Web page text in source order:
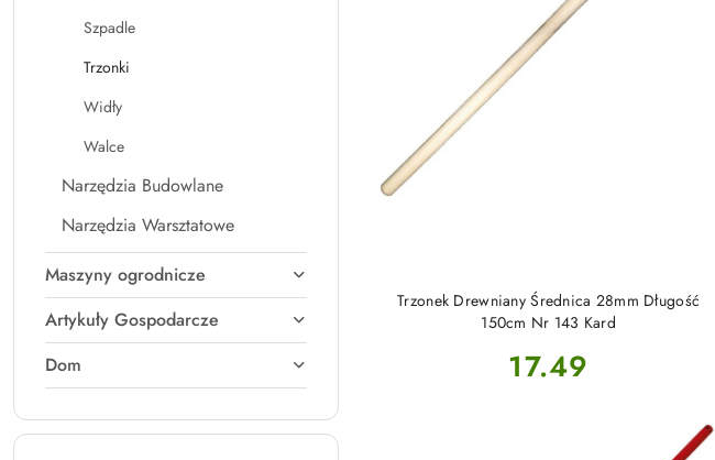
Szpadle
Trzonki
Widły
Walce
Narzędzia Budowlane
Narzędzia Warsztatowe
Maszyny ogrodnicze
Artykuły Gospodarcze
Dom
Trzonek Drewniany Średnica 28mm Długość
150cm Nr 143 Kard
Cena:
17.49
DO KOSZYKA